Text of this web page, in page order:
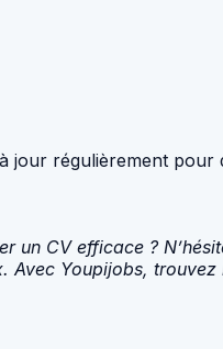
jour régulièrement pour
un CV efficace ?
Youpijobs, trouvez